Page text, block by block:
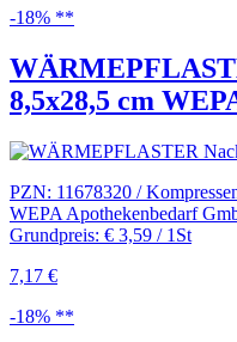
-18% **
8,5x28,5 cm
PZN: 11678320 /
WEPA Apothekenbedarf
Grundpreis: € 3,59 / 1St
7,17 €
-18% **